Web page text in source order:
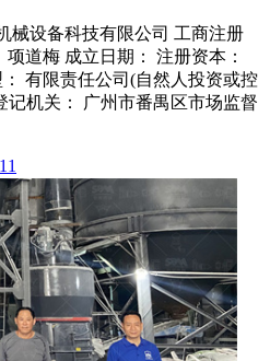
械设备科技有限公司 工商注册
道梅 成立日期： 注册资本：
有限责任公司(自然人投资或控
记机关： 广州市番禺区市场监督